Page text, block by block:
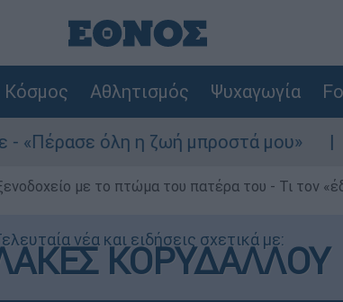
Κόσμος Αθλητισμός Ψυχαγωγία
η ζωή μπροστά μου» Τουρισμός
με το πτώμα του πατέρα του - Τι τον
νέα και ειδήσεις σχετικά με:
ΚΟΡΥΔΑΛΛΟΥ